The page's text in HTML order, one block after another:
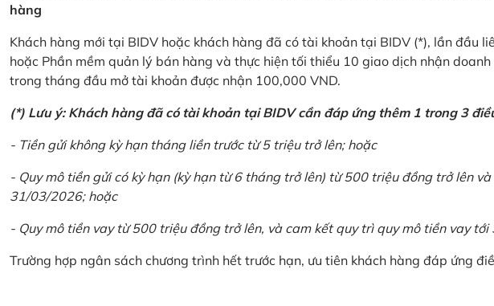
hàng
Khách hàng mới tại BIDV hoặc khách hàng đã có tài khoản tại BIDV (*), lần đầu
hoặc Phần mềm quản lý bán hàng và thực hiện tối thiểu 10 giao dịch nhận
trong tháng đầu mở tài khoản được nhận 100,000 VND.
(*) Lưu ý: Khách hàng đã có tài khoản tại BIDV cần đáp ứng thêm 1 trong 3
- Tiền gửi không kỳ hạn tháng liền trước từ 5 triệu trở lên; hoặc
- Quy mô tiền gửi có kỳ hạn (kỳ hạn từ 6 tháng trở lên) từ 500 triệu đồng trở lên
31/03/2026; hoặc
- Quy mô tiền vay từ 500 triệu đồng trở lên, và cam kết quy trì quy mô tiền vay
Trường hợp ngân sách chương trình hết trước hạn, ưu tiên khách hàng đáp ứng